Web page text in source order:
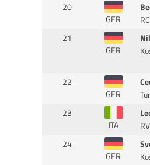
20
GER
21
GER
22
GER
23
ITA
24
GER